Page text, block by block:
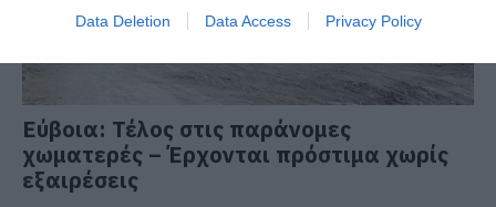
Data Deletion Data Access Privacy Policy
Εύβοια: Τέλος στις παράνομες
χωματερές – Έρχονται πρόστιμα χωρίς
εξαιρέσεις